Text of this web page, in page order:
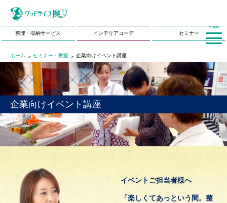
整理・収納サービス インテリアコーデ セミナー
ホーム セミナー・教室 企業向けイベント講座
企業向けイベント講座
イベントご担当者様へ
「楽しくてあっという間。整
menu